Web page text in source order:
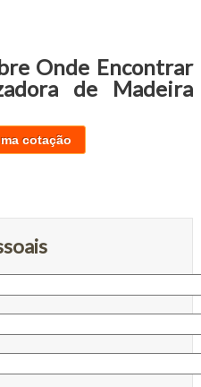
Onde Encontrar
de Madeira
cotação